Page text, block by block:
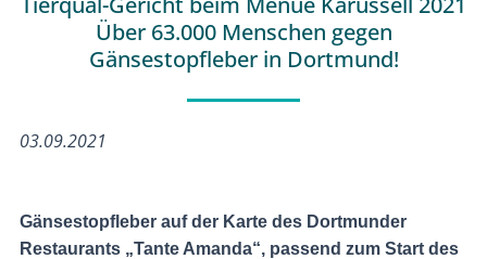
Über 63.000 Menschen gegen
Gänsestopfleber in Dortmund!
03.09.2021
Gänsestopfleber auf der Karte des Dortmunder
Restaurants „Tante Amanda“, passend zum Start des